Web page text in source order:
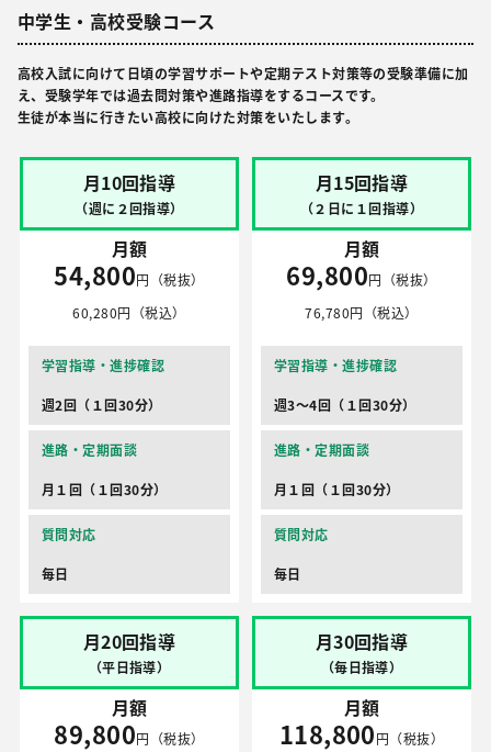
中学生・高校受験コース
高校入試に向けて日頃の学習サポートや定期テスト対策等の受験準備に加
え、受験学年では過去問対策や進路指導をするコースです。
生徒が本当に行きたい高校に向けた対策をいたします。
月10回指導
（週に２回指導）
月額
54,800円（税抜）
60,280円（税込）
学習指導・進捗確認
週2回（１回30分）
進路・定期面談
月１回（１回30分）
質問対応
毎日
月15回指導
（２日に１回指導）
月額
69,800円（税抜）
76,780円（税込）
学習指導・進捗確認
週3～4回（１回30分）
進路・定期面談
月１回（１回30分）
質問対応
毎日
月20回指導
（平日指導）
月額
89,800円（税抜）
月30回指導
（毎日指導）
月額
118,800円（税抜）